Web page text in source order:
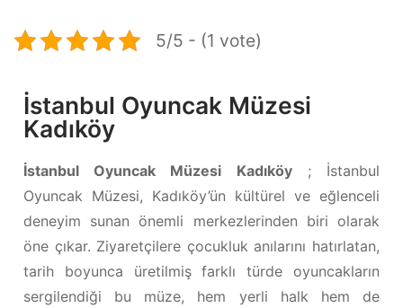
5/5 - (1 vote)
İstanbul Oyuncak Müzesi
Kadıköy
İstanbul Oyuncak Müzesi Kadıköy; İstanbul
Oyuncak Müzesi, Kadıköy’ün kültürel ve eğlenceli
deneyim sunan önemli merkezlerinden biri olarak
öne çıkar. Ziyaretçilere çocukluk anılarını hatırlatan,
tarih boyunca üretilmiş farklı türde oyuncakların
sergilendiği bu müze, hem yerli halk hem de